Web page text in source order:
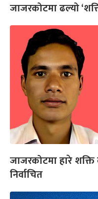
जाजरकोटमा ढल्यो
जाजरकोटमा हारे
निर्वाचित